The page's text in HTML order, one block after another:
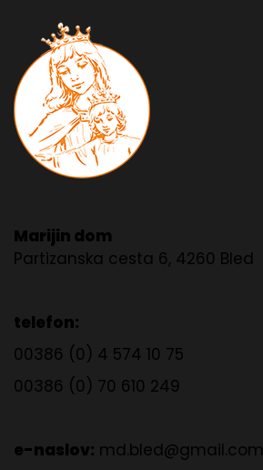
Marijin dom
Partizanska cesta 6, 4260 Bled
telefon:
00386 (0) 4 574 10 75
00386 (0) 70 610 249
e-naslov: md.bled@gmail.com